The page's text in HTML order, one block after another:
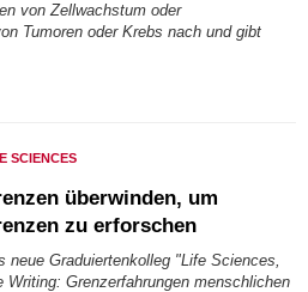
von Zellwachstum oder
Tumoren oder Krebs nach und gibt
SCIENCES
überwinden, um
zu erforschen
neue Graduiertenkolleg "Life Sciences,
Writing: Grenzerfahrungen menschlichen